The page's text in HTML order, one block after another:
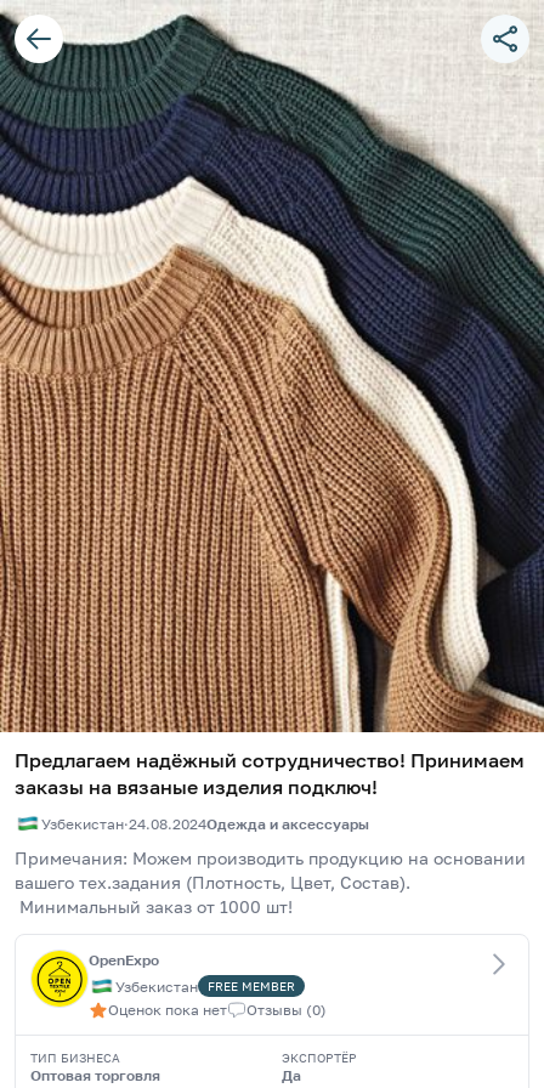
Предлагаем надёжный сотрудничество! Принимаем
заказы на вязаные изделия подключ!
Узбекистан·24.08.2024Одежда и аксессуары
Примечания: Можем производить продукцию на основании
вашего тех.задания (Плотность, Цвет, Состав).
Минимальный заказ от 1000 шт!
OpenExpo
Узбекистан
FREE MEMBER
Оценок пока нет Отзывы (0)
ТИП БИЗНЕСА
Оптовая торговля
ЭКСПОРТЁР
Да